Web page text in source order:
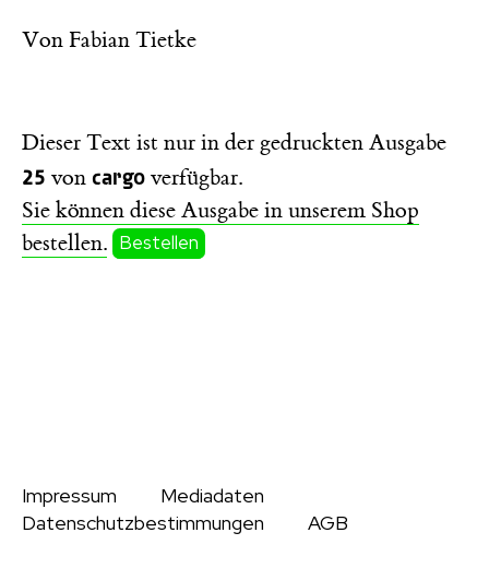
Von Fabian Tietke
Dieser Text ist nur in der gedruckten Ausgabe
25 von cargo verfügbar.
Sie können diese Ausgabe in unserem Shop
bestellen. Bestellen
Impressum
Mediadaten
Datenschutzbestimmungen
AGB